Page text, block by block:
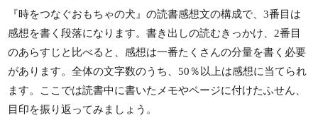
『時をつなぐおもちゃの犬』の読書感想文の構成で、3番目は
感想を書く段落になります。書き出しの読むきっかけ、2番目
のあらすじと比べると、感想は一番たくさんの分量を書く必要
があります。全体の文字数のうち、50％以上は感想に当てられ
ます。ここでは読書中に書いたメモやページに付けたふせん、
目印を振り返ってみましょう。